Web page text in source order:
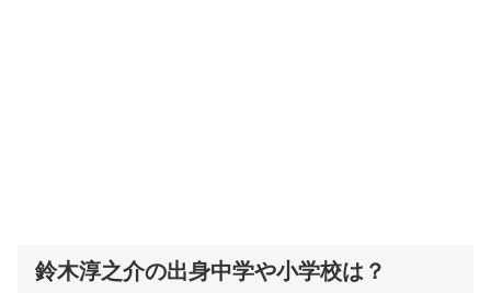
鈴木淳之介の出身中学や小学校は？